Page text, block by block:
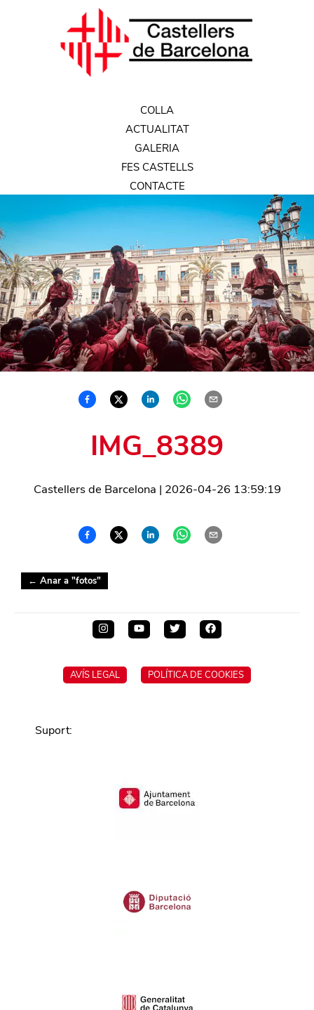
COLLA
ACTUALITAT
GALERIA
FES CASTELLS
CONTACTE
IMG_8389
Castellers de Barcelona | 2026-04-26 13:59:19
← Anar a "fotos"
AVÍS LEGAL POLÍTICA DE COOKIES
Suport: